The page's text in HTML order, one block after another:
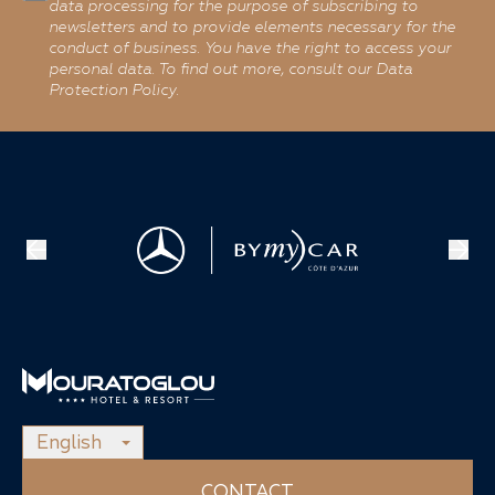
data processing for the purpose of subscribing to
newsletters and to provide elements necessary for the
conduct of business. You have the right to access your
personal data. To find out more, consult our Data
Protection Policy.
English